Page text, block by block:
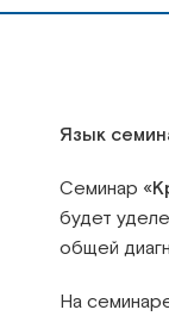
Язык
Семинар «
будет
общей
На